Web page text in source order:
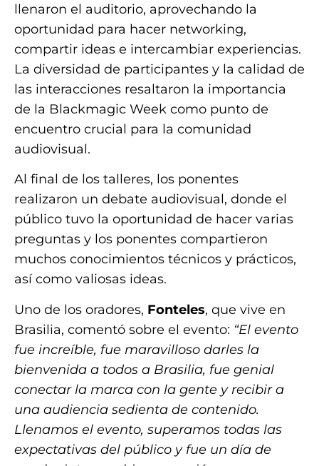
llenaron el auditorio, aprovechando la
oportunidad para hacer networking,
compartir ideas e intercambiar experiencias.
La diversidad de participantes y la calidad de
las interacciones resaltaron la importancia
de la Blackmagic Week como punto de
encuentro crucial para la comunidad
audiovisual.
Al final de los talleres, los ponentes
realizaron un debate audiovisual, donde el
público tuvo la oportunidad de hacer varias
preguntas y los ponentes compartieron
muchos conocimientos técnicos y prácticos,
así como valiosas ideas.
Uno de los oradores, Fonteles, que vive en
Brasilia, comentó sobre el evento: “El evento
fue increíble, fue maravilloso darles la
bienvenida a todos a Brasilia, fue genial
conectar la marca con la gente y recibir a
una audiencia sedienta de contenido.
Llenamos el evento, superamos todas las
expectativas del público y fue un día de